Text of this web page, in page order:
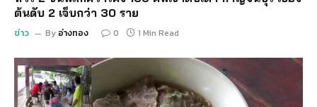
ต้นดับ 2 เจ็บกว่า 30 ราย
ข่าว By อ่างทอง 0 1 Min Read